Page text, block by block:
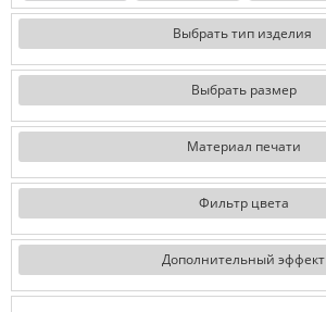
Выбрать тип изделия
Выбрать размер
Материал печати
Фильтр цвета
Дополнительный эффект